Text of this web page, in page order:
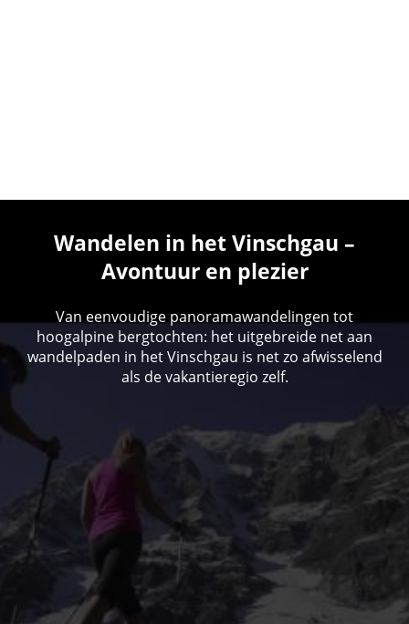
Wandelen in het Vinschgau –
Avontuur en plezier
Van eenvoudige panoramawandelingen tot
hoogalpine bergtochten: het uitgebreide net aan
wandelpaden in het Vinschgau is net zo afwisselend
als de vakantieregio zelf.